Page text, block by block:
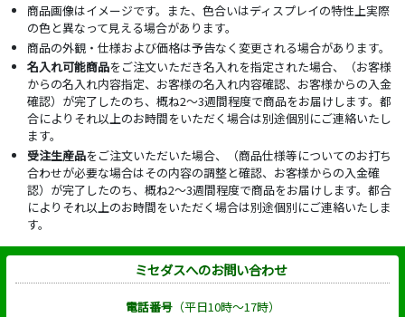
商品画像はイメージです。また、色合いはディスプレイの特性上実際
の色と異なって見える場合があります。
商品の外観・仕様および価格は予告なく変更される場合があります。
名入れ可能商品をご注文いただき名入れを指定された場合、（お客様
からの名入れ内容指定、お客様の名入れ内容確認、お客様からの入金
確認）が完了したのち、概ね2～3週間程度で商品をお届けします。都
合によりそれ以上のお時間をいただく場合は別途個別にご連絡いたし
ます。
受注生産品をご注文いただいた場合、（商品仕様等についてのお打ち
合わせが必要な場合はその内容の調整と確認、お客様からの入金確
認）が完了したのち、概ね2～3週間程度で商品をお届けします。都合
によりそれ以上のお時間をいただく場合は別途個別にご連絡いたしま
す。
ミセダスへのお問い合わせ
電話番号（平日10時～17時）